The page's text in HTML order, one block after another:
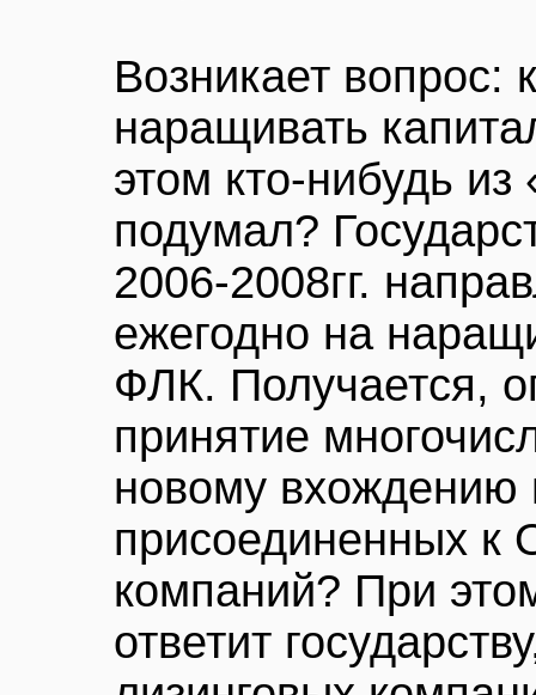
Возникает вопрос:
наращивать
этом кто-нибудь
подумал?
2006-2008гг.
ежегодно на
ФЛК. Получается,
принятие
новому вхождению
присоединенных к
компаний? При
ответит